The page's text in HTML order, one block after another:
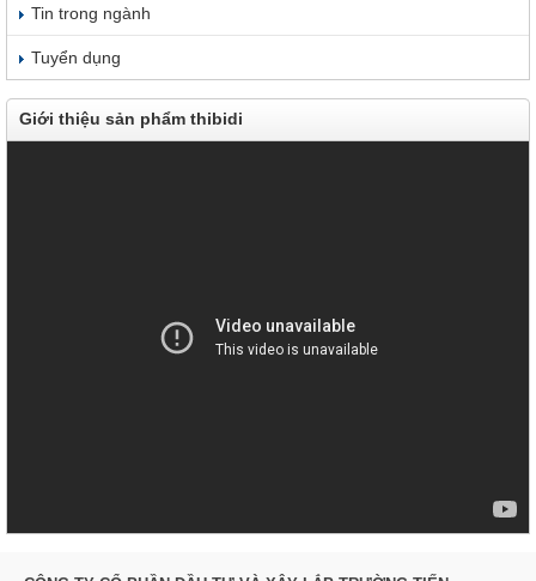
Tin trong ngành
Tuyển dụng
Giới thiệu sản phẩm thibidi